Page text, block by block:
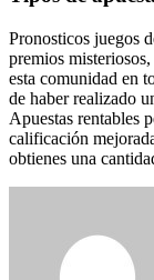
Pronosticos juegos
premios
esta comunidad en
de haber realizado
Apuestas rentables
calificación
obtienes una